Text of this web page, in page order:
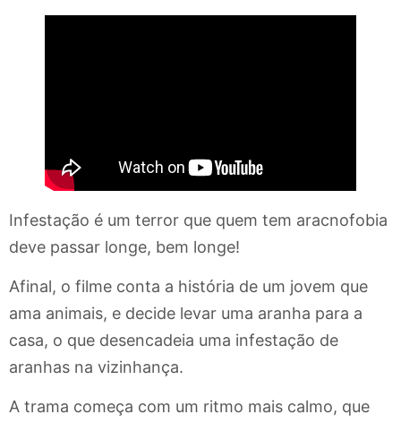
Infestação é um terror que quem tem aracnofobia
deve passar longe, bem longe!
Afinal, o filme conta a história de um jovem que
ama animais, e decide levar uma aranha para a
casa, o que desencadeia uma infestação de
aranhas na vizinhança.
A trama começa com um ritmo mais calmo, que